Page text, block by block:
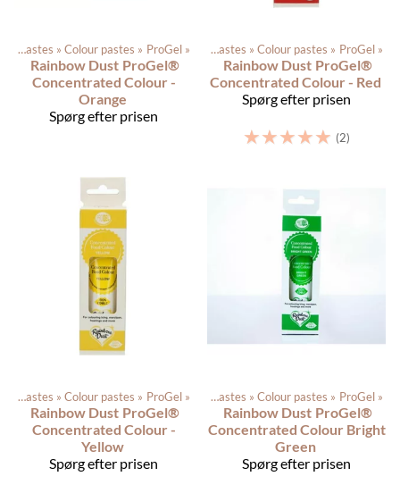
Color pastes ‪» Colour pastes ‪» ProGel ‪»
Rainbow Dust ProGel®
Concentrated Colour -
Orange
Spørg efter prisen
Produkterne ‪»Dagligvarer‪» Color pastes ‪» Colour pastes ‪» ProGel ‪»
Rainbow Dust ProGel®
Concentrated Colour - Red
Spørg efter prisen
☆☆☆☆☆ (2)
Color pastes ‪» Colour pastes ‪» ProGel ‪»
Rainbow Dust ProGel®
Concentrated Colour -
Yellow
Spørg efter prisen
Produkterne ‪»Dagligvarer‪» Color pastes ‪» Colour pastes ‪» ProGel ‪»
Rainbow Dust ProGel®
Concentrated Colour Bright
Green
Spørg efter prisen